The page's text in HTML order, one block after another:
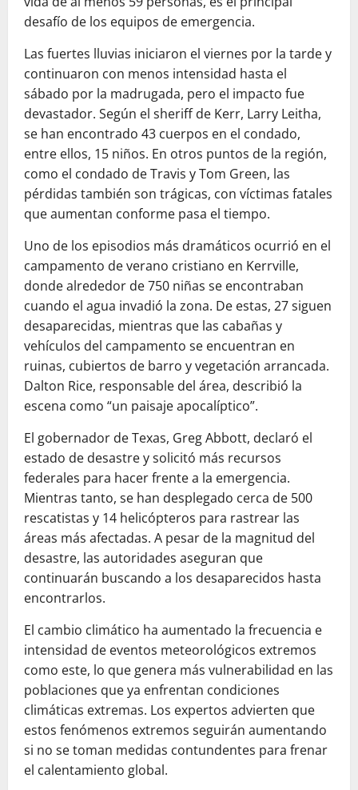
desafío de los equipos de emergencia.
Las fuertes lluvias iniciaron el viernes por la tarde y
continuaron con menos intensidad hasta el
sábado por la madrugada, pero el impacto fue
devastador. Según el sheriff de Kerr, Larry Leitha,
se han encontrado 43 cuerpos en el condado,
entre ellos, 15 niños. En otros puntos de la región,
como el condado de Travis y Tom Green, las
pérdidas también son trágicas, con víctimas fatales
que aumentan conforme pasa el tiempo.
Uno de los episodios más dramáticos ocurrió en el
campamento de verano cristiano en Kerrville,
donde alrededor de 750 niñas se encontraban
cuando el agua invadió la zona. De estas, 27 siguen
desaparecidas, mientras que las cabañas y
vehículos del campamento se encuentran en
ruinas, cubiertos de barro y vegetación arrancada.
Dalton Rice, responsable del área, describió la
escena como “un paisaje apocalíptico”.
El gobernador de Texas, Greg Abbott, declaró el
estado de desastre y solicitó más recursos
federales para hacer frente a la emergencia.
Mientras tanto, se han desplegado cerca de 500
rescatistas y 14 helicópteros para rastrear las
áreas más afectadas. A pesar de la magnitud del
desastre, las autoridades aseguran que
continuarán buscando a los desaparecidos hasta
encontrarlos.
El cambio climático ha aumentado la frecuencia e
intensidad de eventos meteorológicos extremos
como este, lo que genera más vulnerabilidad en las
poblaciones que ya enfrentan condiciones
climáticas extremas. Los expertos advierten que
estos fenómenos extremos seguirán aumentando
si no se toman medidas contundentes para frenar
el calentamiento global.